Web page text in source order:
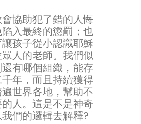
協助犯了錯的人悔
入最終的懲罰；也
孩子從小認識耶穌
人的老師。我們似
有哪個組織，能存
年，而且持續獲得
世界各地，幫助不
人。這是不是神奇
們的邏輯去解釋?